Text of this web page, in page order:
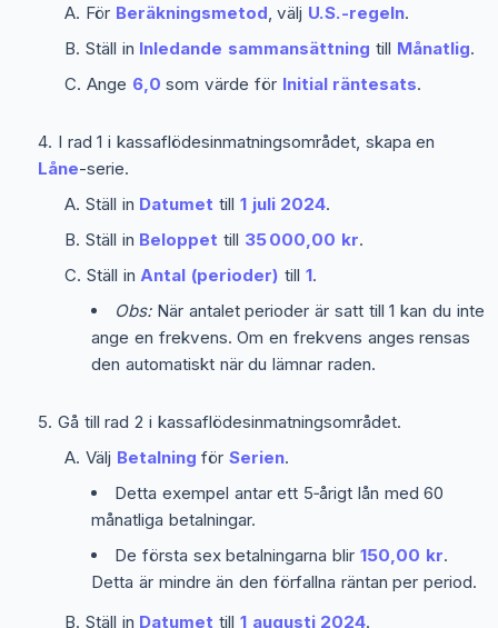
För Beräkningsmetod, välj U.S.-regeln.
Ställ in Inledande sammansättning till Månatlig.
Ange 6,0 som värde för Initial räntesats.
I rad 1 i kassaflödesinmatningsområdet, skapa en
Låne-serie.
Ställ in Datumet till 1 juli 2024.
Ställ in Beloppet till 35 000,00 kr.
Ställ inAntal (perioder) till 1.
Obs:När antalet perioder är satt till 1 kan du inte
ange en frekvens. Om en frekvens anges rensas
den automatiskt när du lämnar raden.
Gå till rad 2 i kassaflödesinmatningsområdet.
Välj Betalning förSerien.
Detta exempel antar ett 5‑årigt lån med 60
månatliga betalningar.
De första sex betalningarna blir 150,00 kr.
Detta är mindre än den förfallna räntan per period.
Ställ in Datumet till 1 augusti 2024.